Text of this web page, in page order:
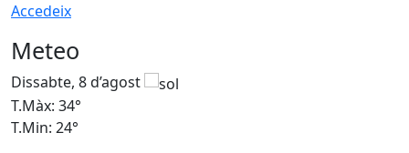
Accedeix
Meteo
Dissabte, 8 d’agost
T.Màx: 34°
T.Min: 24°